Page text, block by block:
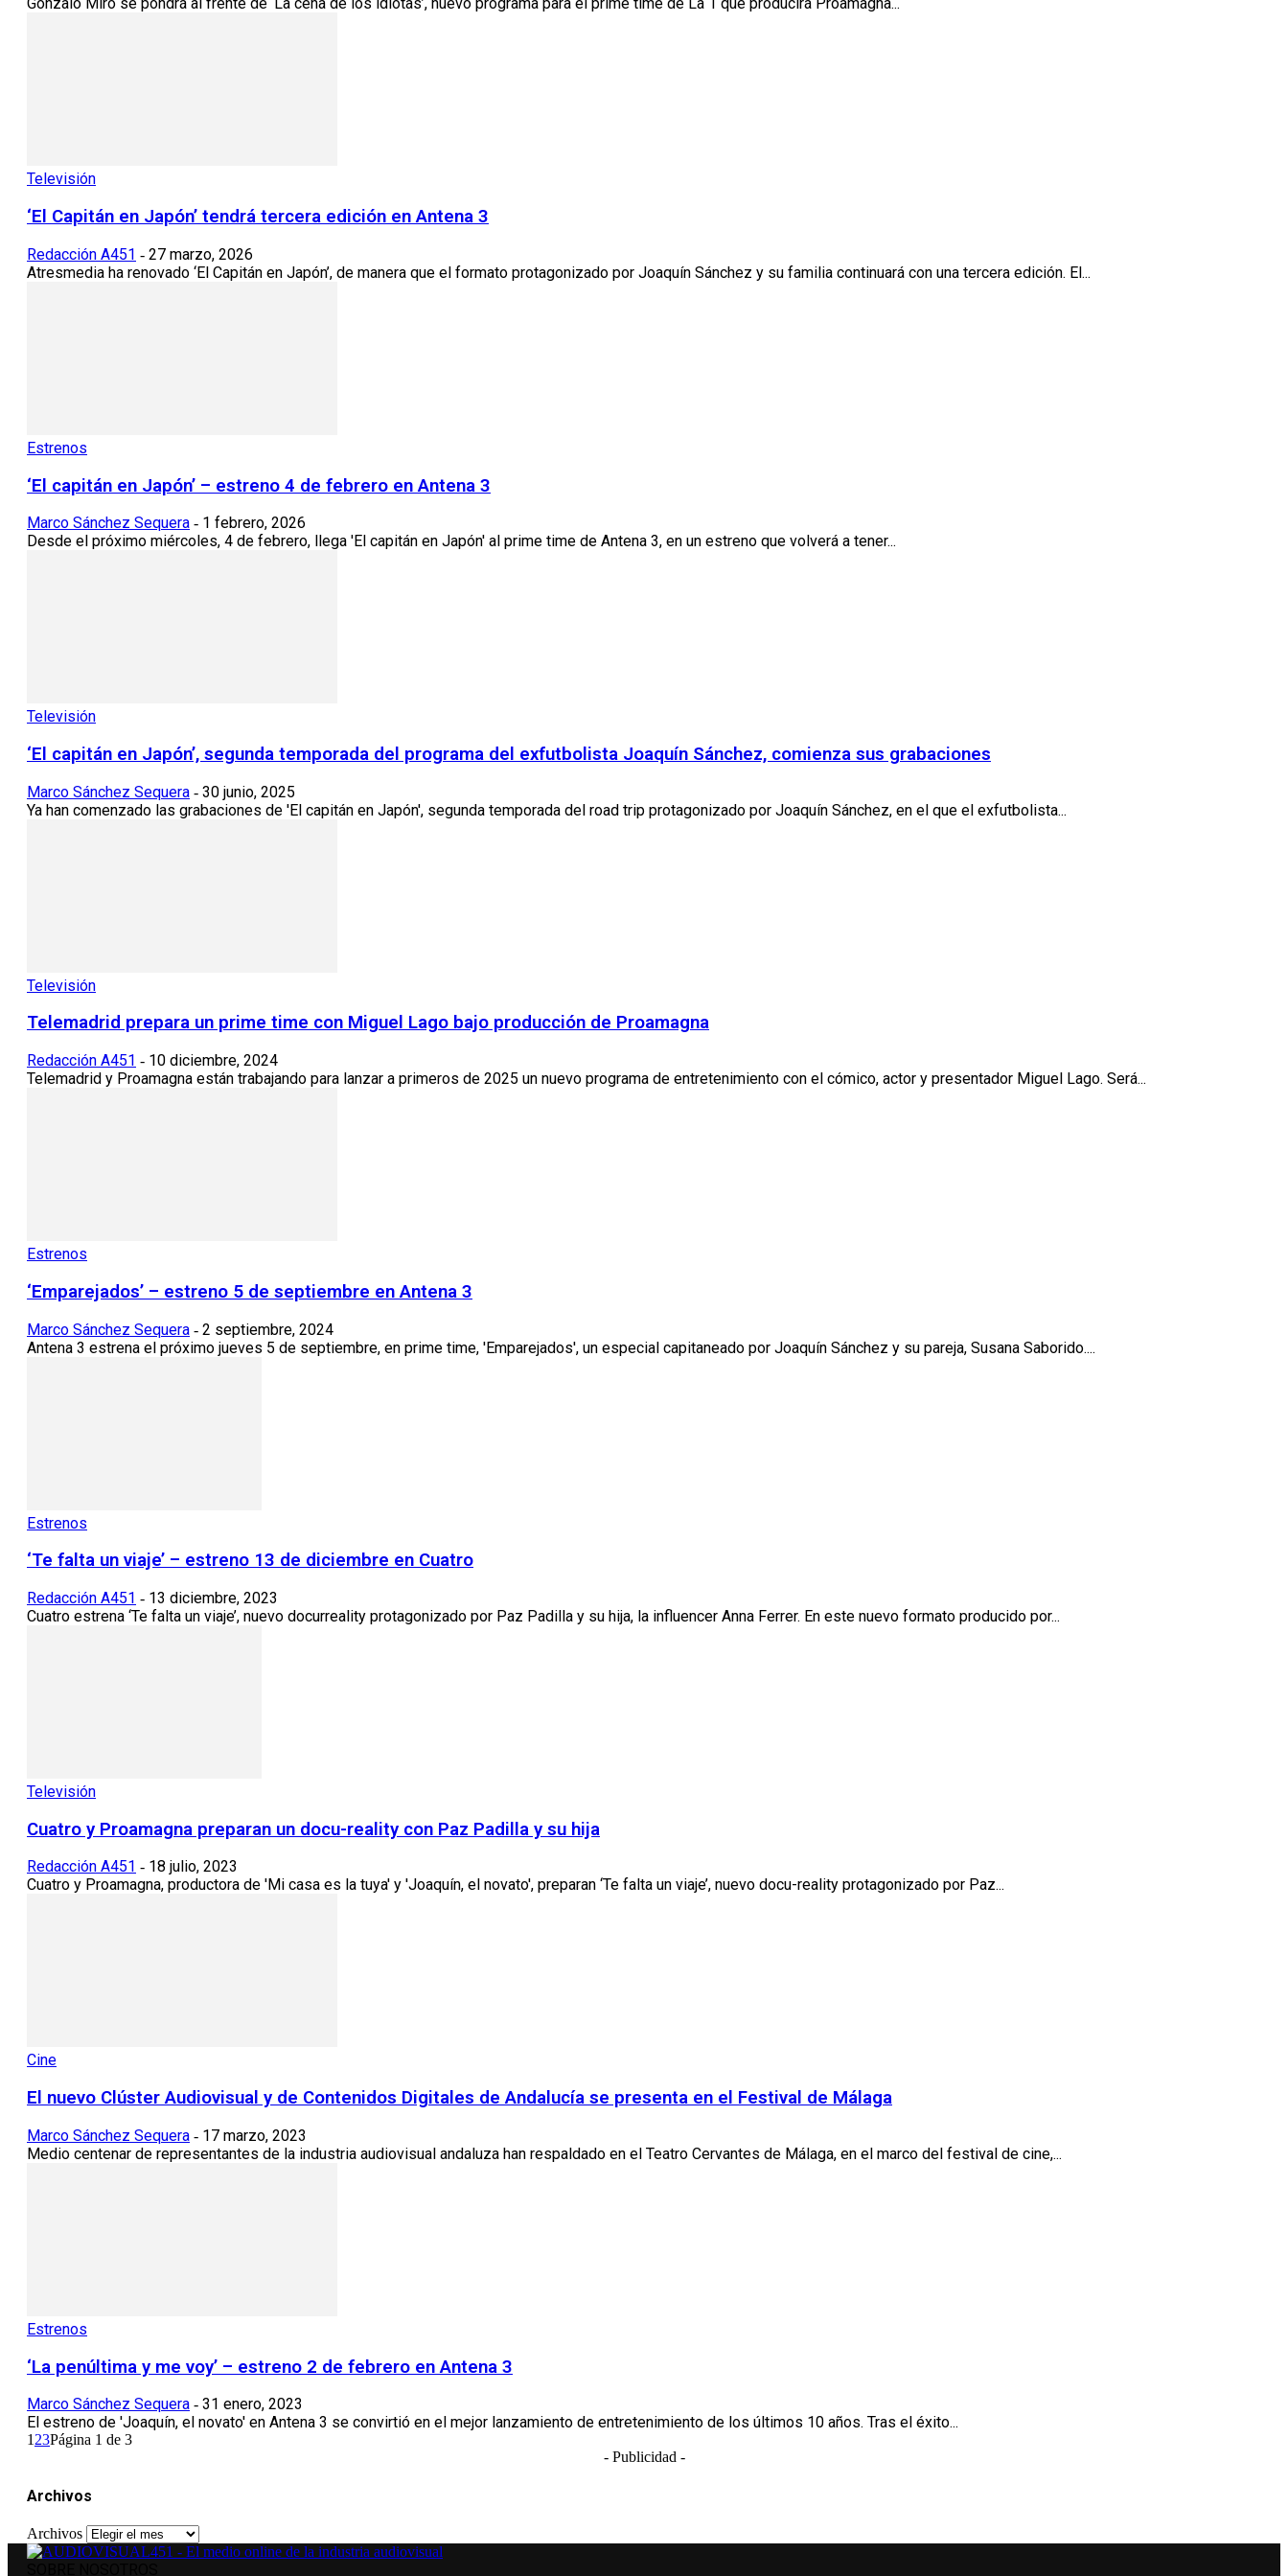
Gonzalo Miró se pondrá al frente de ‘La cena de los idiotas’, nuevo programa para el prime time de La 1 que producirá Proamagna...
Televisión
‘El Capitán en Japón’ tendrá tercera edición en Antena 3
Redacción A451 - 27 marzo, 2026
Atresmedia ha renovado ‘El Capitán en Japón’, de manera que el formato protagonizado por Joaquín Sánchez y su familia continuará con una tercera edición. El...
Estrenos
‘El capitán en Japón’ – estreno 4 de febrero en Antena 3
Marco Sánchez Sequera - 1 febrero, 2026
Desde el próximo miércoles, 4 de febrero, llega 'El capitán en Japón' al prime time de Antena 3, en un estreno que volverá a tener...
Televisión
‘El capitán en Japón’, segunda temporada del programa del exfutbolista Joaquín Sánchez, comienza sus grabaciones
Marco Sánchez Sequera - 30 junio, 2025
Ya han comenzado las grabaciones de 'El capitán en Japón', segunda temporada del road trip protagonizado por Joaquín Sánchez, en el que el exfutbolista...
Televisión
Telemadrid prepara un prime time con Miguel Lago bajo producción de Proamagna
Redacción A451 - 10 diciembre, 2024
Telemadrid y Proamagna están trabajando para lanzar a primeros de 2025 un nuevo programa de entretenimiento con el cómico, actor y presentador Miguel Lago. Será...
Estrenos
‘Emparejados’ – estreno 5 de septiembre en Antena 3
Marco Sánchez Sequera - 2 septiembre, 2024
Antena 3 estrena el próximo jueves 5 de septiembre, en prime time, 'Emparejados', un especial capitaneado por Joaquín Sánchez y su pareja, Susana Saborido....
Estrenos
‘Te falta un viaje’ – estreno 13 de diciembre en Cuatro
Redacción A451 - 13 diciembre, 2023
Cuatro estrena ‘Te falta un viaje’, nuevo docurreality protagonizado por Paz Padilla y su hija, la influencer Anna Ferrer. En este nuevo formato producido por...
Televisión
Cuatro y Proamagna preparan un docu-reality con Paz Padilla y su hija
Redacción A451 - 18 julio, 2023
Cuatro y Proamagna, productora de 'Mi casa es la tuya' y 'Joaquín, el novato', preparan ‘Te falta un viaje’, nuevo docu-reality protagonizado por Paz...
Cine
El nuevo Clúster Audiovisual y de Contenidos Digitales de Andalucía se presenta en el Festival de Málaga
Marco Sánchez Sequera - 17 marzo, 2023
Medio centenar de representantes de la industria audiovisual andaluza han respaldado en el Teatro Cervantes de Málaga, en el marco del festival de cine,...
Estrenos
‘La penúltima y me voy’ – estreno 2 de febrero en Antena 3
Marco Sánchez Sequera - 31 enero, 2023
El estreno de 'Joaquín, el novato' en Antena 3 se convirtió en el mejor lanzamiento de entretenimiento de los últimos 10 años. Tras el éxito...
1 23Página 1 de 3
- Publicidad -
Archivos
Archivos